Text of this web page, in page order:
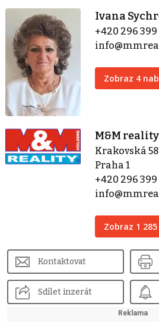
Ivana
+420 296 399
Zobraz 4
M&M reality
Krakovská
Praha 1
+420 296 399
Zobraz 1
Kontaktovat
Sdílet inzerát